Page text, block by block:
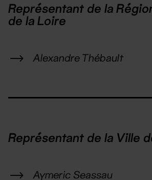
Représentant de la
de la Loire
Alexandre Thébault
Représentant de la Ville
Aymeric Seassau